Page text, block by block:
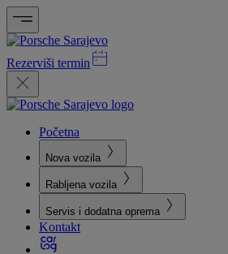
Rezerviši termin
Početna
Nova vozila
Rabljena vozila
Servis i dodatna oprema
Kontakt